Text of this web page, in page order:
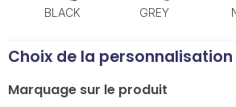
BLACK GREY
Choix de la personnalisation
Marquage sur le produit